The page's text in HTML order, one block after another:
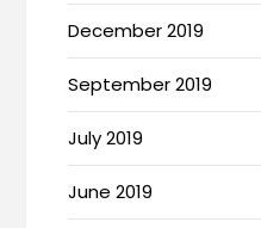
December 2019
September 2019
July 2019
June 2019